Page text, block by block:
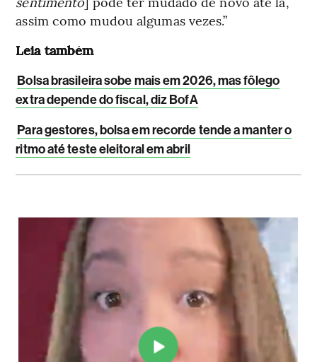
assim como mudou algumas vezes.”
Leia também
Bolsa brasileira sobe mais em 2026, mas fôlego
extra depende do fiscal, diz BofA
Para gestores, bolsa em recorde tende a manter o
ritmo até teste eleitoral em abril